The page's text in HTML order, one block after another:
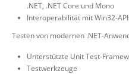
.NET, .NET Core und Mono
Interoperabilität mit Win32-
Testen von modernen .NET-
Unterstützte Unit Test-
Testwerkzeuge